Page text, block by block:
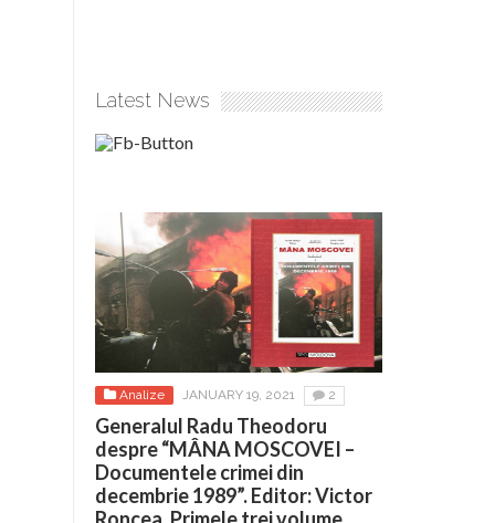
Latest News
Analize JANUARY 19, 2021 2
Generalul Radu Theodoru
despre “MÂNA MOSCOVEI –
Documentele crimei din
decembrie 1989”. Editor: Victor